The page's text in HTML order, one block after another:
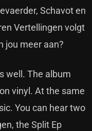
Schavot en
Vertellingen volgt
jou meer aan?
well. The album
vinyl. At the same
You can hear two
the Split Ep